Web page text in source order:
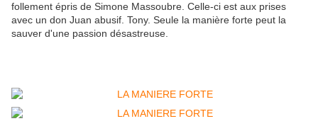
follement épris de Simone Massoubre. Celle-ci est aux prises
avec un don Juan abusif. Tony. Seule la manière forte peut la
sauver d'une passion désastreuse.